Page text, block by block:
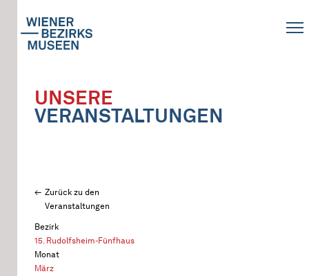
UNSERE
VERANSTALTUNGEN
Zurück zu den
Veranstaltungen
Bezirk
15. Rudolfsheim-Fünfhaus
Monat
März